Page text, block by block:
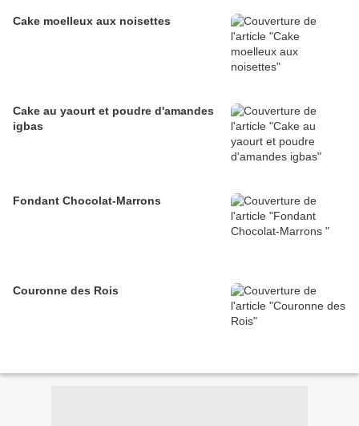
Cake moelleux aux noisettes
Cake au yaourt et poudre d'amandes
igbas
Fondant Chocolat-Marrons
Couronne des Rois